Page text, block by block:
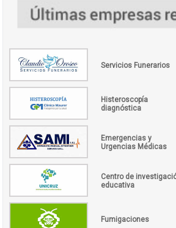
Servicios Funerarios
Histeroscopía
diagnóstica
Emergencias y
Urgencias Médicas
Centro de
educativa
Fumigaciones